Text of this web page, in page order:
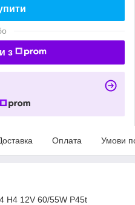
з
Оплата Умови
H4 12V 60/55W P45t